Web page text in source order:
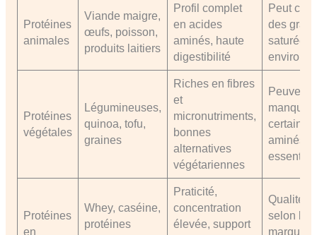
Protéines
animales
Viande maigre,
œufs, poisson,
produits laitiers
Profil complet
en acides
aminés, haute
digestibilité
Peut
des
saturées,
Protéines
végétales
Légumineuses,
quinoa, tofu,
graines
Riches en fibres
et
micronutriments,
bonnes
alternatives
végétariennes
Peuvent
manquer
certains
aminés
Protéines
en
Whey, caséine,
protéines
Praticité,
concentration
élevée, support
Qualité
selon les
marques,